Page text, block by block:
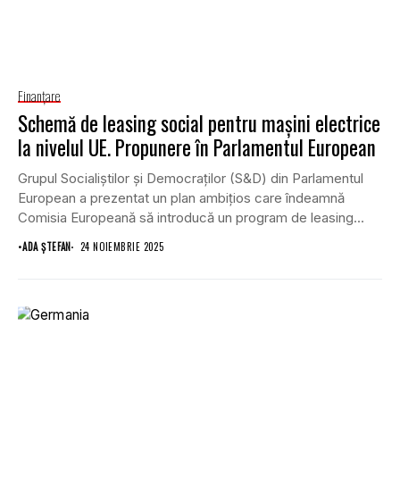
Finanţare
Schemă de leasing social pentru mașini electrice
la nivelul UE. Propunere în Parlamentul European
Grupul Socialiștilor și Democraților (S&D) din Parlamentul
European a prezentat un plan ambițios care îndeamnă
Comisia Europeană să introducă un program de leasing...
•ADA ȘTEFAN 24 NOIEMBRIE 2025